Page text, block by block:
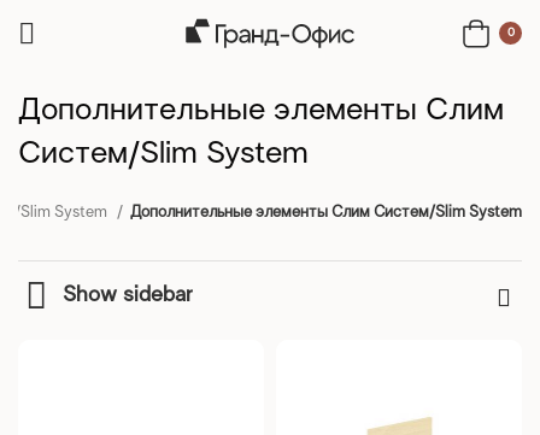
0
Дополнительные элементы Слим
Систем/Slim System
Slim System Дополнительные элементы Слим Систем/Slim System
Show sidebar